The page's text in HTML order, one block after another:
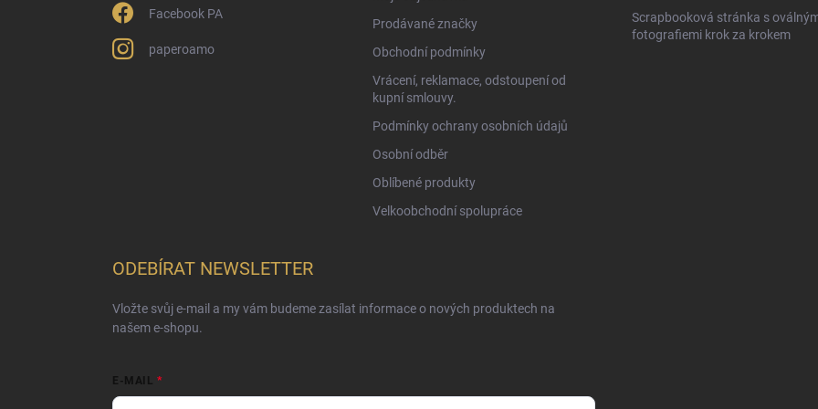
Facebook PA
paperoamo
Prodávané značky
Obchodní podmínky
Vrácení, reklamace, odstoupení od
kupní smlouvy.
Podmínky ochrany osobních údajů
Osobní odběr
Oblíbené produkty
Velkoobchodní spolupráce
Scrapbooková stránka s
fotografiemi krok za krokem
ODEBÍRAT NEWSLETTER
Vložte svůj e-mail a my vám budeme zasílat informace o nových produktech na
našem e-shopu.
E-MAIL